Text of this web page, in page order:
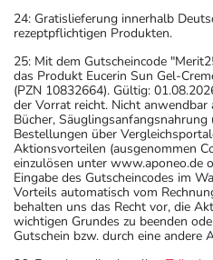
24: Gratislieferung innerhalb
rezeptpflichtigen Produkten.
25: Mit dem Gutscheincode
das Produkt Eucerin Sun Gel-
(PZN 10832664). Gültig:
der Vorrat reicht. Nicht
Bücher,
Bestellungen über
Aktionsvorteilen (ausgenommen
einzulösen unter www.aponeo.de
Eingabe des Gutscheincodes im
Vorteils automatisch vom
behalten uns das Recht vor, die
wichtigen Grundes zu beenden
Gutschein bzw. durch eine andere